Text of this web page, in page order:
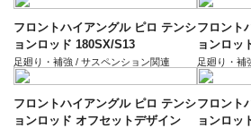
フロントハイアングル ピロ テンシ
ョンロッド 180SX/S13
足廻り・補強 / サスペンション関連
フロント
ョンロッ
足廻り・補
フロントハイアングル ピロ テンシ
ョンロッド オフセットデザイン
フロント
ョンロッ